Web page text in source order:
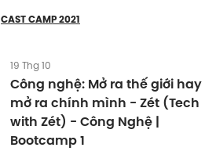
CAST CAMP 2021
19 Thg 10
Công nghệ: Mở ra thế giới hay
mở ra chính mình - Zét (Tech
with Zét) - Công Nghệ |
Bootcamp 1